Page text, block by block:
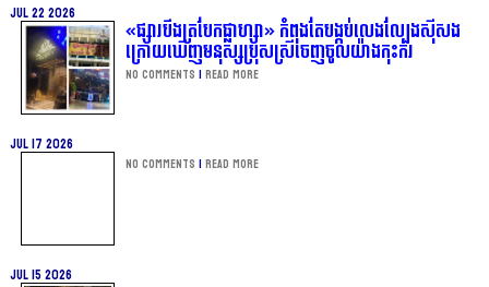
Jul 22 2026
«ផ្សារបឹងត្របែកផ្លាហ្សា» កំពុងតែបង្កប់លេងល្បែងស៊ីសង
ក្រោយឃើញមនុស្សប្រុសស្រីចេញចូលយ៉ាងកុះករ
No Comments | Read more
Jul 17 2026
No Comments | Read more
Jul 15 2026